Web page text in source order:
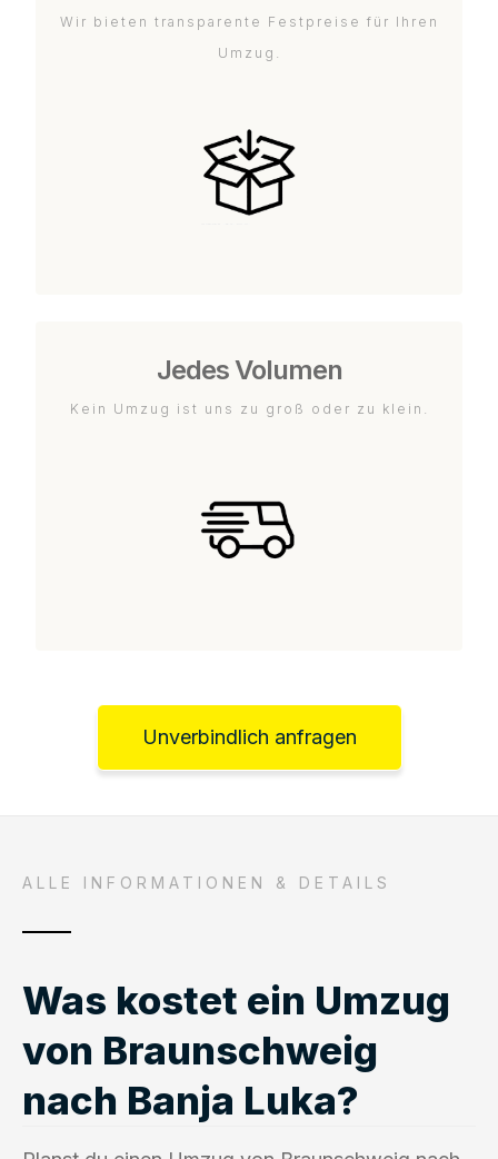
Wir bieten transparente Festpreise für Ihren
Umzug.
Jedes Volumen
Kein Umzug ist uns zu groß oder zu klein.
Unverbindlich anfragen
ALLE INFORMATIONEN & DETAILS
Was kostet ein Umzug
von Braunschweig
nach Banja Luka?